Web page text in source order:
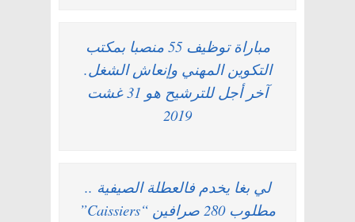
مباراة توظيف 55 منصبا بمكتب
التكوين المهني وإنعاش الشغل.
آخر أجل للترشيح هو 31 غشت
2019
لي بغا يخدم فالعطلة الصيفية ..
مطلوب 280 صرافين “Caissiers”